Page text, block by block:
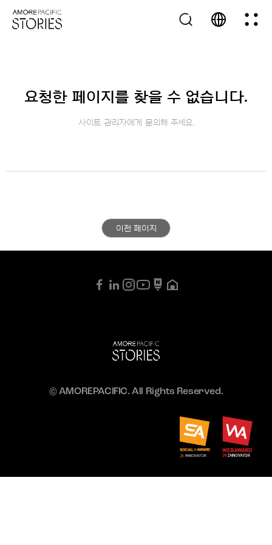
요청한 페이지를 찾을 수 없습니다.
사이트 관리자에게 문의해 주세요.
이전 페이지
© AMOREPACIFIC. All Rights Reserved.